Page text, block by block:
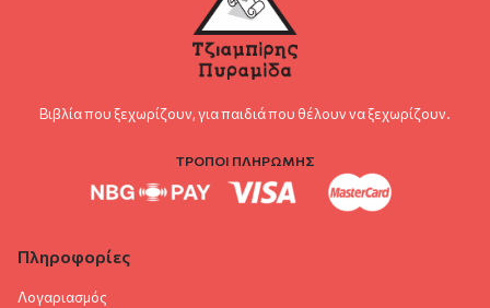
Βιβλία που ξεχωρίζουν, για παιδιά που θέλουν να ξεχωρίζουν.
ΤΡΟΠΟΙ ΠΛΗΡΩΜΗΣ
Πληροφορίες
Λογαριασμός